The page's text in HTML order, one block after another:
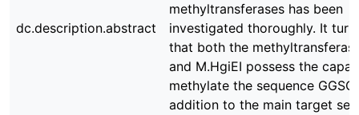
dc.description.abstract
methyltransferases has been
investigated thoroughly. It
that both the
and M.HgiEI possess the
methylate the sequence
addition to the main target